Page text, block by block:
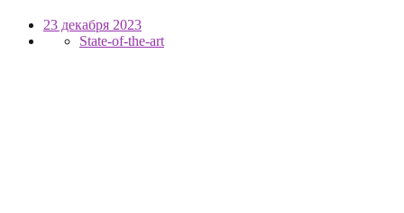
23 декабря 2023
State-of-the-art